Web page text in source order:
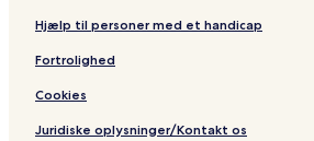
Hjælp til personer med et handicap
Fortrolighed
Cookies
Juridiske oplysninger/Kontakt os